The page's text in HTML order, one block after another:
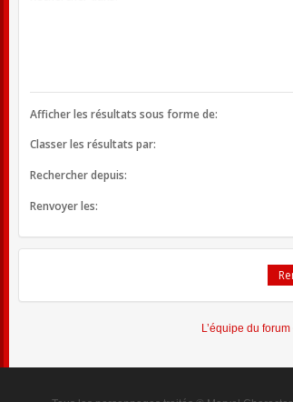
Afficher les résultats sous forme de:
Classer les résultats par:
Rechercher depuis:
Renvoyer les:
L’équipe du forum